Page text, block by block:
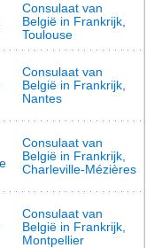
Consulaat van
België in Frankrijk,
Toulouse
Consulaat van
België in Frankrijk,
Nantes
Consulaat van
België in Frankrijk,
Charleville-Mézières
Consulaat van
België in Frankrijk,
Montpellier